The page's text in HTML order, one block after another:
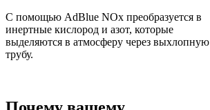
С помощью AdBlue NOx преобразуется в
инертные кислород и азот, которые
выделяются в атмосферу через выхлопную
трубу.